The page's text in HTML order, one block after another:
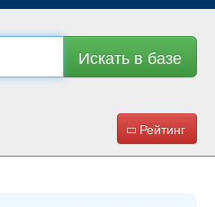
Искать в базе
Рейтинг